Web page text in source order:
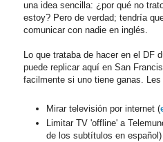
una idea sencilla: ¿por qué no
estoy? Pero de verdad; tendría
comunicar con nadie en inglés.
Lo que trataba de hacer en el DF
puede replicar aquí en San
facilmente si uno tiene ganas.
Mirar televisión por internet (
Limitar TV 'offline' a
de los subtítulos en español)